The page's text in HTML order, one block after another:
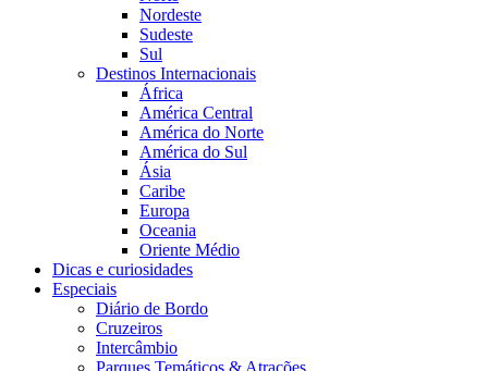
Nordeste
Sudeste
Sul
Destinos Internacionais
África
América Central
América do Norte
América do Sul
Ásia
Caribe
Europa
Oceania
Oriente Médio
Dicas e curiosidades
Especiais
Diário de Bordo
Cruzeiros
Intercâmbio